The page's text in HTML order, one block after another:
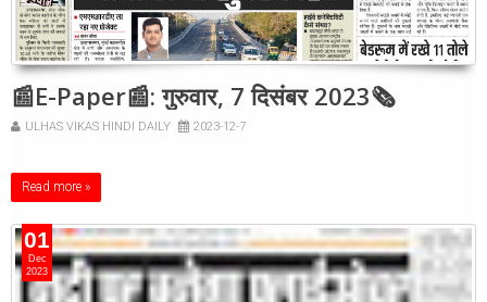
📰E-Paper📰: गुरुवार, 7 दिसंबर 2023🗞
ULHAS VIKAS HINDI DAILY 2023-12-7
Read more »
01
Dec
2023